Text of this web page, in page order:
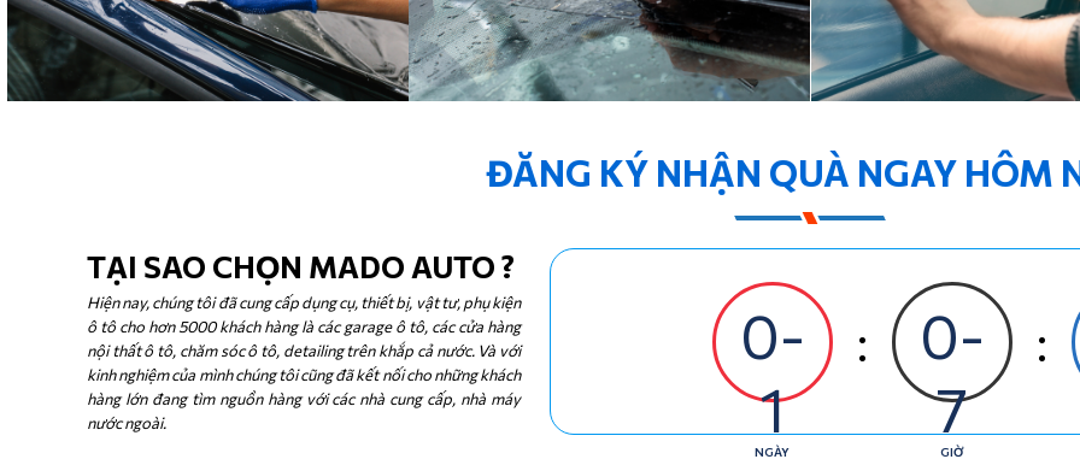
ĐĂNG KÝ NHẬN QUÀ NGAY HÔM
TẠI SAO CHỌN MADO AUTO ?
Hiện nay, chúng tôi đã cung cấp dụng cụ, thiết bị, vật tư, phụ kiện
ô tô cho hơn 5000 khách hàng là các garage ô tô, các cửa hàng
nội thất ô tô, chăm sóc ô tô, detailing trên khắp cả nước. Và với
kinh nghiệm của mình chúng tôi cũng đã kết nối cho những khách
hàng lớn đang tìm nguồn hàng với các nhà cung cấp, nhà máy
nước ngoài.
0-
1
NGÀY
:
0-
7
GIỜ
: